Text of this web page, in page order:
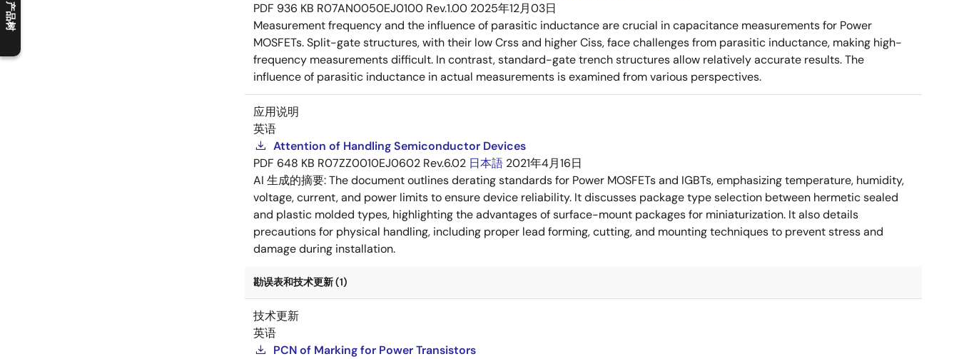
产品树
C
l
o
s
e
p
r
o
d
u
c
t
t
r
e
e
m
e
n
O
p
e
n
p
r
o
d
u
c
t
t
r
e
e
m
e
n
PDF 936 KB R07AN0050EJ0100 Rev.1.00 2025年12月03日
Measurement frequency and the influence of parasitic inductance are crucial in capacitance measurements for Power
MOSFETs. Split-gate structures, with their low Crss and higher Ciss, face challenges from parasitic inductance, making high-
frequency measurements difficult. In contrast, standard-gate trench structures allow relatively accurate results. The
influence of parasitic inductance in actual measurements is examined from various perspectives.
应用说明
英语
Attention of Handling Semiconductor Devices
PDF 648 KB R07ZZ0010EJ0602 Rev.6.02 日本語 2021年4月16日
AI 生成的摘要:The document outlines derating standards for Power MOSFETs and IGBTs, emphasizing temperature, humidity,
voltage, current, and power limits to ensure device reliability. It discusses package type selection between hermetic sealed
and plastic molded types, highlighting the advantages of surface-mount packages for miniaturization. It also details
precautions for physical handling, including proper lead forming, cutting, and mounting techniques to prevent stress and
damage during installation.
勘误表和技术更新 (1)
技术更新
英语
PCN of Marking for Power Transistors